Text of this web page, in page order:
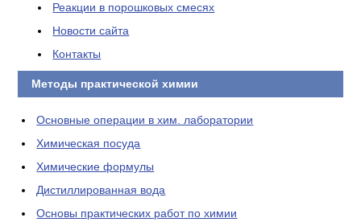
Реакции в порошковых смесях
Новости сайта
Контакты
Методы практической химии
Основные операции в хим. лаборатории
Химическая посуда
Химические формулы
Дистиллированная вода
Основы практических работ по химии